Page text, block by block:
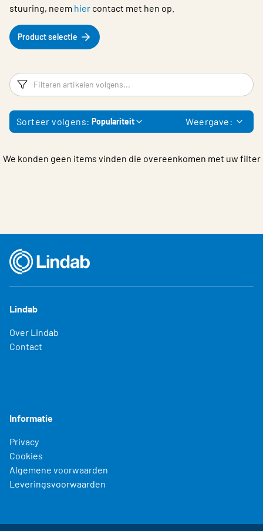
stuuring, neem hier contact met hen op.
Product selectie
Filters
Sorteer volgens: Populariteit Weergave:
We konden geen items vinden die overeenkomen met uw filter
Lindab
Over Lindab
Contact
Informatie
Privacy
Cookies
Algemene voorwaarden
Leveringsvoorwaarden